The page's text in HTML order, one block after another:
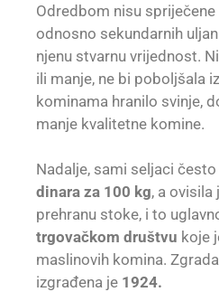
Odredbom nisu
odnosno sekundarnih
njenu stvarnu vrijednost.
ili manje, ne bi poboljšala
kominama hranilo svinje,
manje kvalitetne komine.
Nadalje, sami seljaci
dinara za 100 kg, a
prehranu stoke, i to
trgovačkom društvu koje
maslinovih komina.
izgrađena je 1924.